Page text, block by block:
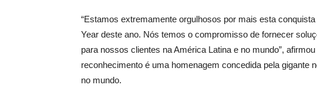
“Estamos extremamente orgulhosos por mais esta
Year deste ano. Nós temos o compromisso de fornecer
para nossos clientes na América Latina e no mundo”,
reconhecimento é uma homenagem concedida pela gigante
no mundo.